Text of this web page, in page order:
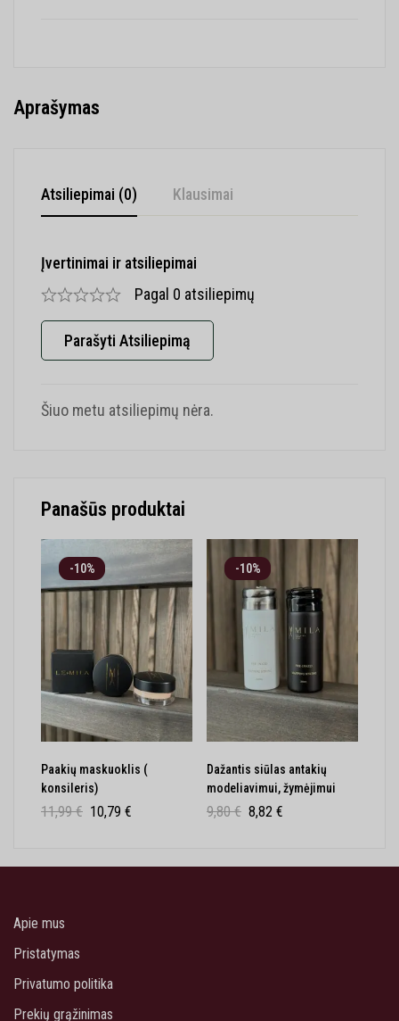
Aprašymas
Atsiliepimai (0) Klausimai
Įvertinimai ir atsiliepimai
Pagal 0 atsiliepimų
Parašyti Atsiliepimą
Šiuo metu atsiliepimų nėra.
Panašūs produktai
-10%
Paakių maskuoklis (
konsileris)
11,99€ 10,79 €
-10%
Dažantis siūlas antakių
modeliavimui, žymėjimui
9,80€ 8,82 €
Apie mus
Pristatymas
Privatumo politika
Prekių grąžinimas